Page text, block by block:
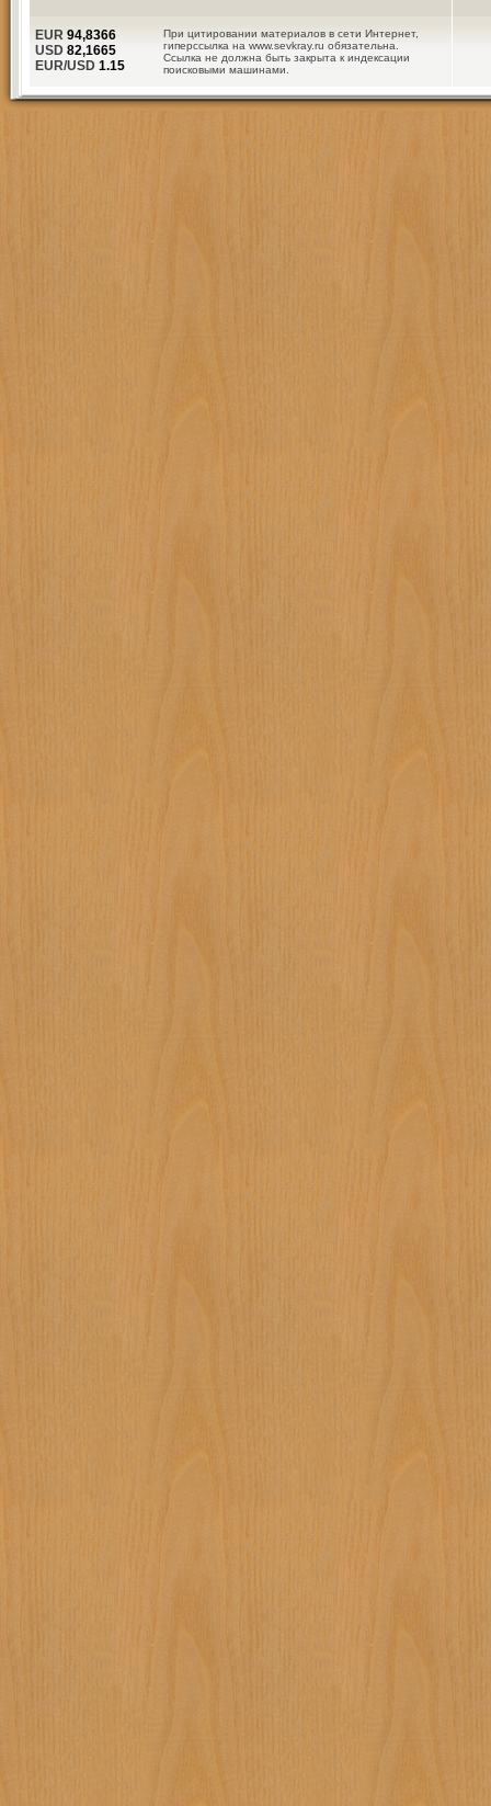
При цитировании материалов в сети Интернет,
гиперссылка на www.sevkray.ru обязательна.
Ссылка не должна быть закрыта к индексации
поисковыми машинами.
EUR 94,8366
USD 82,1665
EUR/USD 1.15